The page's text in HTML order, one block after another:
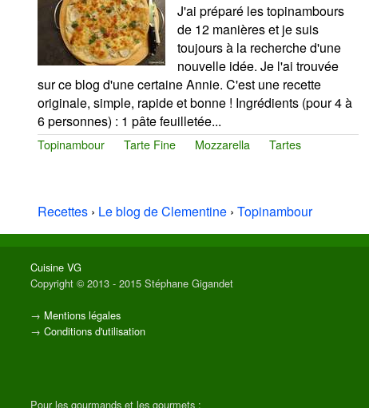
J'ai préparé les topinambours
de 12 manières et je suis
toujours à la recherche d'une
nouvelle idée. Je l'ai trouvée
sur ce blog d'une certaine Annie. C'est une recette
originale, simple, rapide et bonne ! Ingrédients (pour 4 à
6 personnes) : 1 pâte feuilletée...
Topinambour Tarte Fine Mozzarella Tartes
Recettes › Le blog de Clementine › Topinambour
Cuisine VG
Copyright © 2013 - 2015 Stéphane Gigandet
→ Mentions légales
→ Conditions d'utilisation
Pour les gourmands et les gourmets :